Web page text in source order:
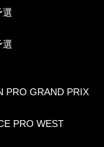
選
選
PRO GRAND PRIX
PRO WEST